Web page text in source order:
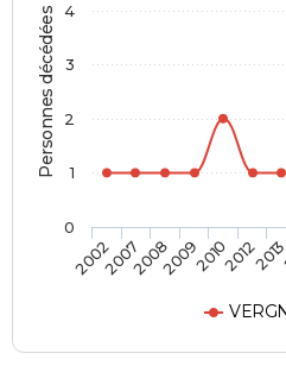
Personnes décédées
200220072008200920102012
0
1
2
3
4